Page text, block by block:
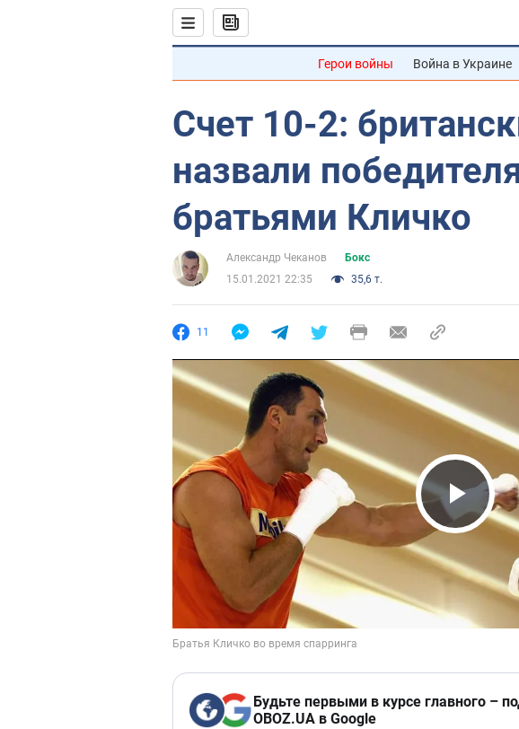
Герои войны Война в Украине
Счет 10-2:
назвали
братьями Кличко
Александр Чеканов
Бокс
15.01.2021 22:35
35,6 т.
11
Play
Будьте первыми в курсе главного –
OBOZ.UA в Google